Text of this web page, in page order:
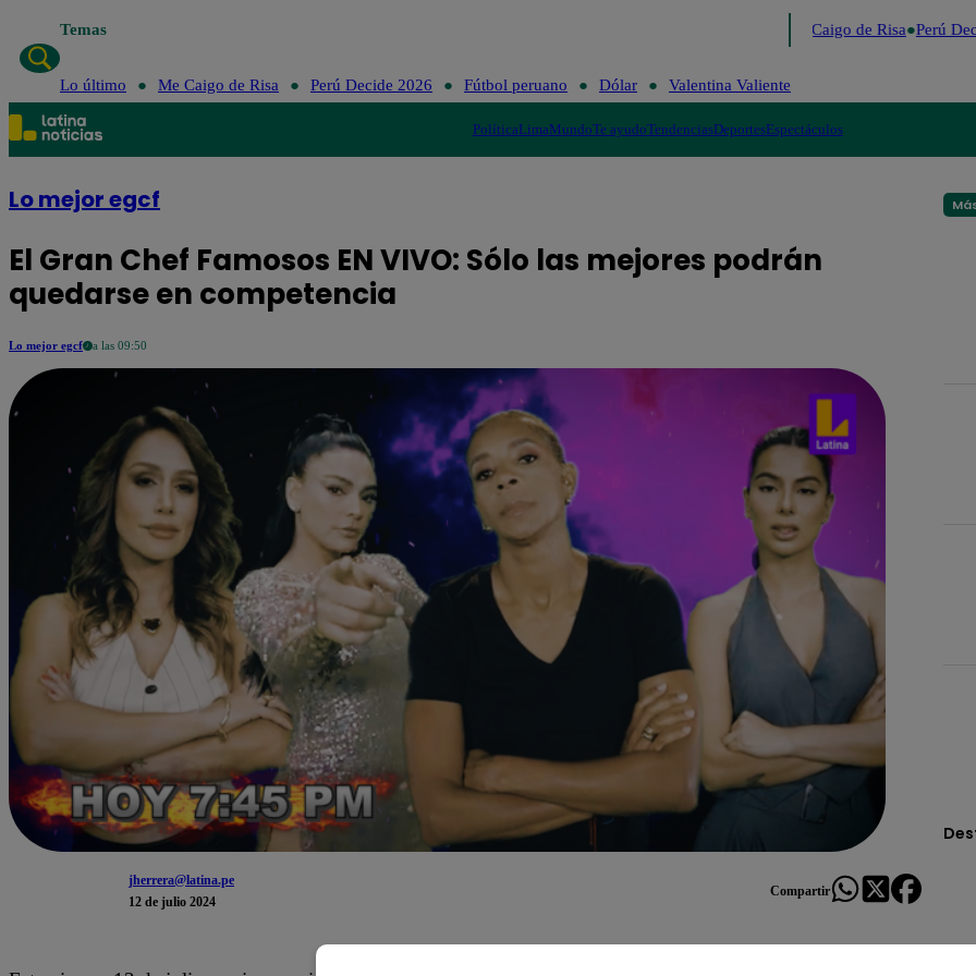
Temas Me Caigo de Risa Perú
Lo último Me Caigo de Risa Perú Decide 2026 Fútbol peruano Dólar Valentina Valiente
PolíticaLimaMundoTe ayudoTendenciasDeportesEspectáculos
Lo mejor egcf
El Gran Chef Famosos EN VIVO: Sólo las mejores podrán
quedarse en competencia
Lo mejor egcf a las 09:50
jherrera@latina.pe
12 de julio 2024
Compartir